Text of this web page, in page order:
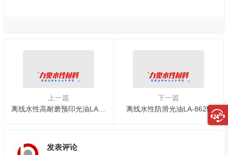
上一篇
离线水性高耐磨预印光油LA-8622G3
下一篇
离线水性防滑光油LA-8625
发表评论